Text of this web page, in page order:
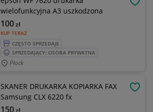
wielofunkcyjna A3 uszkodzona
KUP TERAZ
100zł
CZĘSTO SPRZEDAJE
SPRZEDAJĄCY: OSOBA PRYWATNA
Płock
SKANER DRUKARKA KOPIARKA FAX
Samsung CLX 6220 fx
150zł